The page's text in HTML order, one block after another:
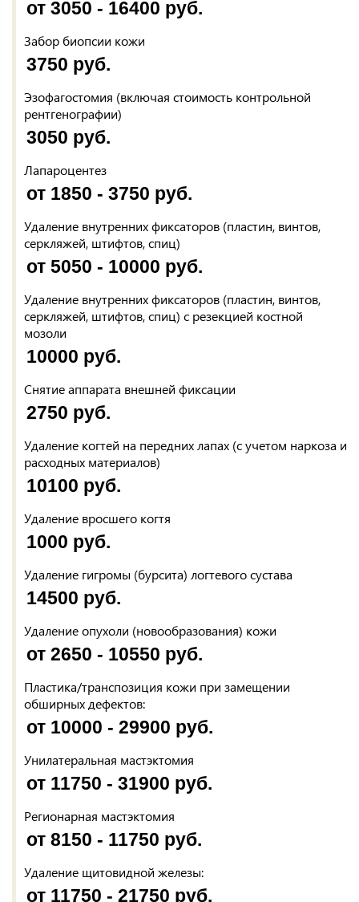
от 3050 - 16400 руб.
Забор биопсии кожи
3750 руб.
Эзофагостомия (включая стоимость контрольной
рентгенографии)
3050 руб.
Лапароцентез
от 1850 - 3750 руб.
Удаление внутренних фиксаторов (пластин, винтов,
серкляжей, штифтов, спиц)
от 5050 - 10000 руб.
Удаление внутренних фиксаторов (пластин, винтов,
серкляжей, штифтов, спиц) с резекцией костной
мозоли
10000 руб.
Снятие аппарата внешней фиксации
2750 руб.
Удаление когтей на передних лапах (с учетом наркоза и
расходных материалов)
10100 руб.
Удаление вросшего когтя
1000 руб.
Удаление гигромы (бурсита) логтевого сустава
14500 руб.
Удаление опухоли (новообразования) кожи
от 2650 - 10550 руб.
Пластика/транспозиция кожи при замещении
обширных дефектов:
от 10000 - 29900 руб.
Унилатеральная мастэктомия
от 11750 - 31900 руб.
Регионарная мастэктомия
от 8150 - 11750 руб.
Удаление щитовидной железы:
от 11750 - 21750 руб.